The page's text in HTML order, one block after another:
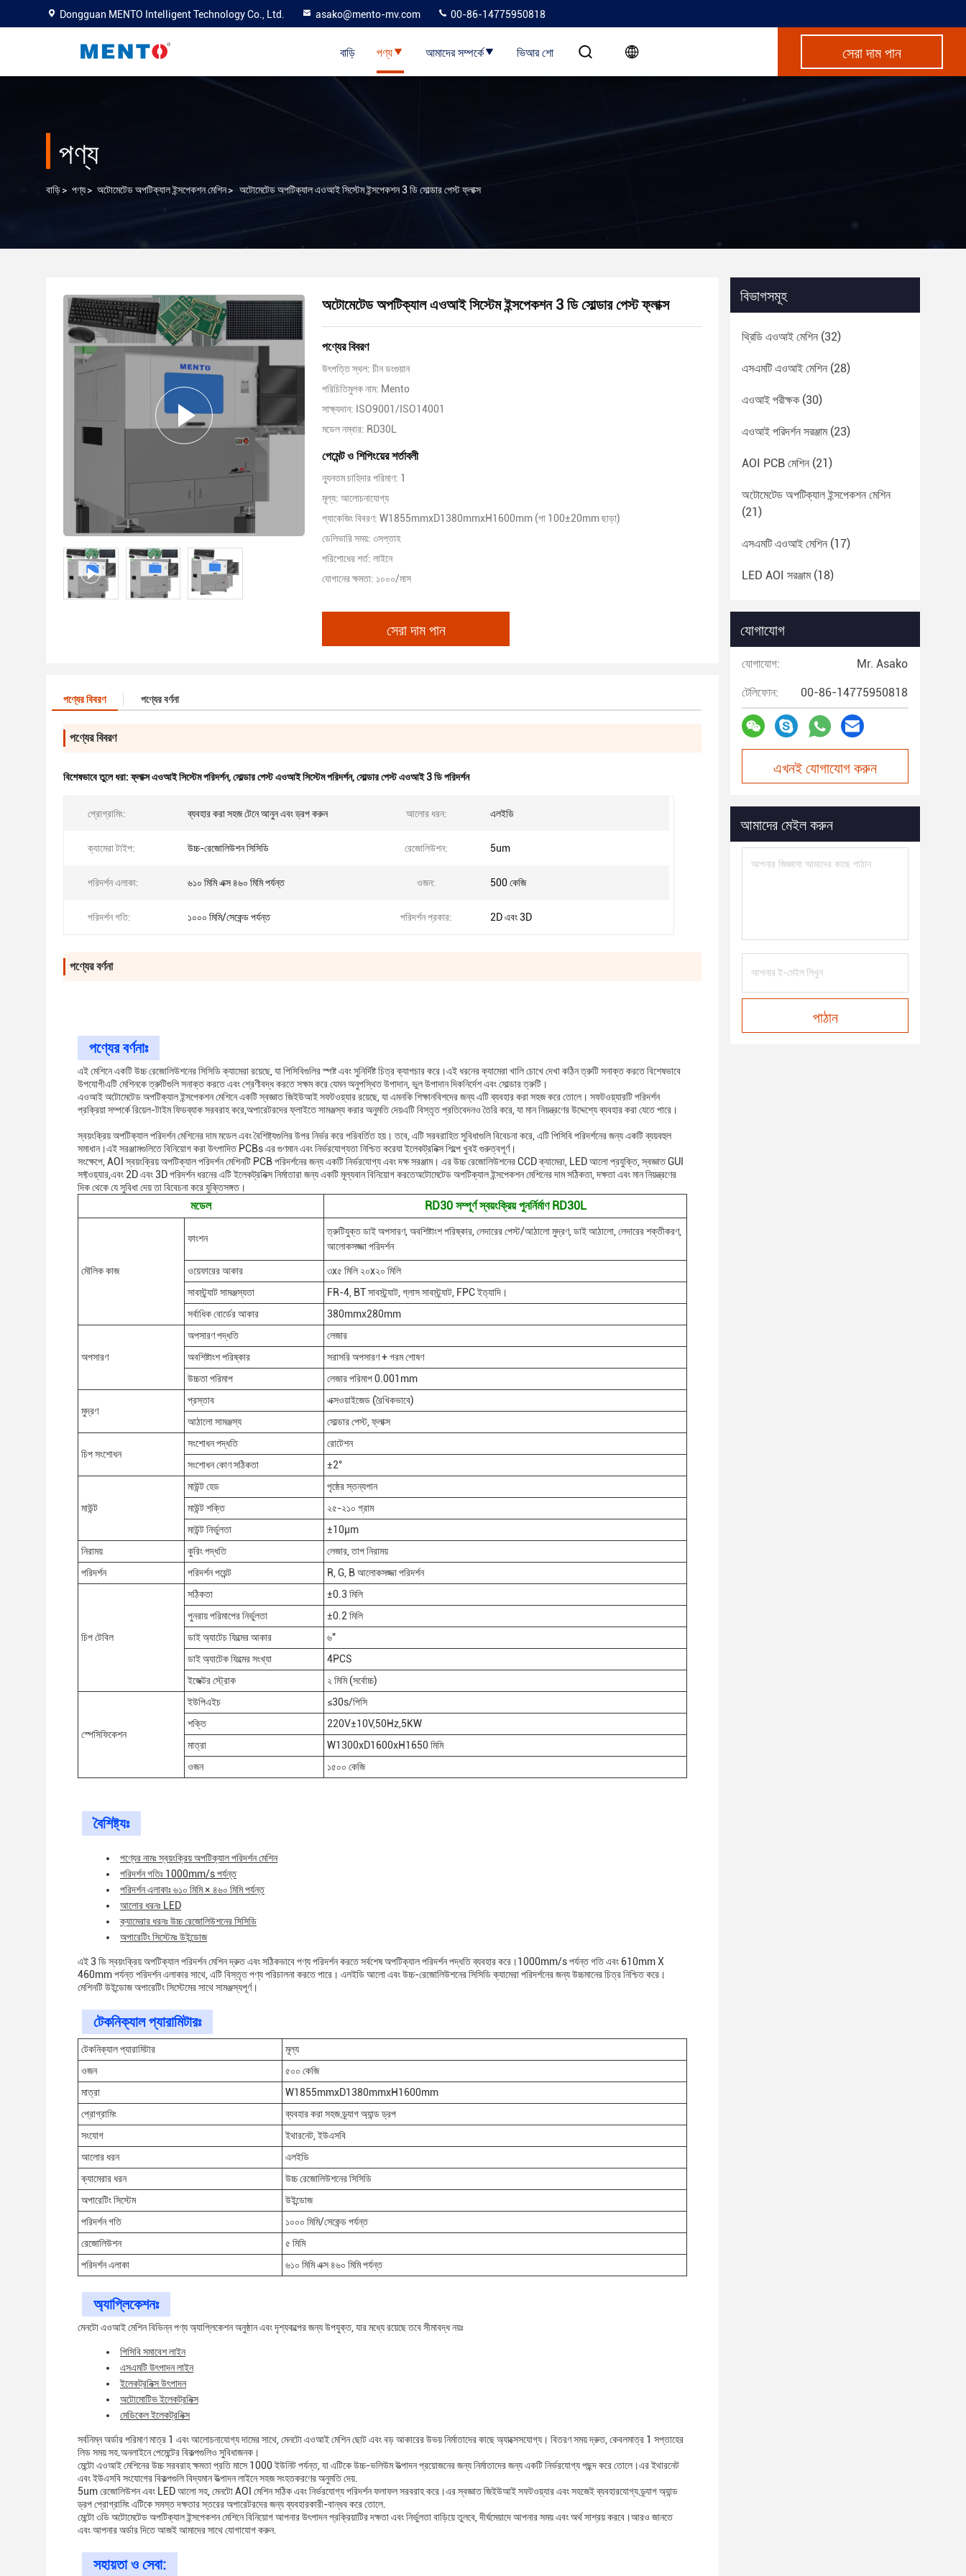
Dongguan MENTO Intelligent Technology Co., Ltd. asako@mento-mv.com 00-86-14775950818
বাড়ি পণ্য আমাদের সম্পর্কে ভিআর শো সেরা দাম পান
পণ্য
বাড়ি> পণ্য> অটোমেটেড অপটিক্যাল ইন্সপেকশন মেশিন> অটোমেটেড অপটিক্যাল এওআই সিস্টেম ইন্সপেকশন 3 ডি সোল্ডার পেস্ট ফ্লাক্স
অটোমেটেড অপটিক্যাল এওআই সিস্টেম ইন্সপেকশন 3 ডি সোল্ডার পেস্ট ফ্লাক্স
পণ্যের বিবরণ
উৎপত্তি স্থল: চীন ডংগুয়ান
পরিচিতিমুলক নাম: Mento
সাক্ষ্যদান: ISO9001/ISO14001
মডেল নম্বার: RD30L
পেমেন্ট ও শিপিংয়ের শর্তাবলী
ন্যূনতম চাহিদার পরিমাণ: 1
মূল্য: আলোচনাযোগ্য
প্যাকেজিং বিবরণ: W1855mmxD1380mmxH1600mm (পা 100±20mm ছাড়া)
ডেলিভারি সময়: ৩সপ্তাহ
পরিশোধের শর্ত: লাইনে
যোগানের ক্ষমতা: ১০০০/মাস
সেরা দাম পান
পণ্যের বিবরণ পণ্যের বর্ণনা
পণ্যের বিবরণ
বিশেষভাবে তুলে ধরা:ফ্লাক্স এওআই সিস্টেম পরিদর্শন,সোল্ডার পেস্ট এওআই সিস্টেম পরিদর্শন,সোল্ডার পেস্ট এওআই 3 ডি পরিদর্শন
প্রোগ্রামিং: ব্যবহার করা সহজ টেনে আনুন এবং ড্রপ করুন আলোর ধরন: এলইডি
ক্যামেরা টাইপ: উচ্চ-রেজোলিউশন সিসিডি রেজোলিউশন: 5um
পরিদর্শন এলাকা: ৬১০ মিমি এক্স ৪৬০ মিমি পর্যন্ত ওজন: 500 কেজি
পরিদর্শন গতি: ১০০০ মিমি/সেকেন্ড পর্যন্ত পরিদর্শন প্রকার: 2D এবং 3D
পণ্যের বর্ণনা
পণ্যের বর্ণনাঃ
এই মেশিনে একটি উচ্চ রেজোলিউশনের সিসিডি ক্যামেরা রয়েছে, যা পিসিবিগুলির স্পষ্ট এবং সুনির্দিষ্ট চিত্র ক্যাপচার করে।এই ধরনের ক্যামেরা খালি চোখে দেখা কঠিন ত্রুটি সনাক্ত করতে বিশেষভাবে
উপযোগীএটি মেশিনকে ত্রুটিগুলি সনাক্ত করতে এবং শ্রেণীবদ্ধ করতে সক্ষম করে যেমন অনুপস্থিত উপাদান, ভুল উপাদান দিকনির্দেশ এবং সোল্ডার ত্রুটি।
এওআই অটোমেটেড অপটিক্যাল ইন্সপেকশন মেশিনে একটি স্বজ্ঞাত জিইউআই সফটওয়্যার রয়েছে, যা এমনকি শিক্ষানবিশদের জন্য এটি ব্যবহার করা সহজ করে তোলে। সফটওয়্যারটি পরিদর্শন
প্রক্রিয়া সম্পর্কে রিয়েল-টাইম ফিডব্যাক সরবরাহ করে,অপারেটরদের ফ্লাইতে সামঞ্জস্য করার অনুমতি দেয়এটি বিস্তৃত প্রতিবেদনও তৈরি করে, যা মান নিয়ন্ত্রণের উদ্দেশ্যে ব্যবহার করা যেতে পারে।
স্বয়ংক্রিয় অপটিক্যাল পরিদর্শন মেশিনের দাম মডেল এবং বৈশিষ্ট্যগুলির উপর নির্ভর করে পরিবর্তিত হয়। তবে, এটি সরবরাহিত সুবিধাগুলি বিবেচনা করে, এটি পিসিবি পরিদর্শনের জন্য একটি ব্যয়বহুল
সমাধান।এই সরঞ্জামগুলিতে বিনিয়োগ করা উৎপাদিত PCBs এর গুণমান এবং নির্ভরযোগ্যতা নিশ্চিত করেযা ইলেকট্রনিক্স শিল্পে খুবই গুরুত্বপূর্ণ।
সংক্ষেপে, AOI স্বয়ংক্রিয় অপটিক্যাল পরিদর্শন মেশিনটি PCB পরিদর্শনের জন্য একটি নির্ভরযোগ্য এবং দক্ষ সরঞ্জাম। এর উচ্চ রেজোলিউশনের CCD ক্যামেরা, LED আলো প্রযুক্তি, স্বজ্ঞাত GUI
সফ্টওয়্যার,এবং 2D এবং 3D পরিদর্শন ধরনের এটি ইলেকট্রনিক্স নির্মাতারা জন্য একটি মূল্যবান বিনিয়োগ করতেঅটোমেটেড অপটিক্যাল ইন্সপেকশন মেশিনের দাম সঠিকতা, দক্ষতা এবং মান নিয়ন্ত্রণের
দিক থেকে যে সুবিধা দেয় তা বিবেচনা করে যুক্তিসঙ্গত।
মডেল RD30 সম্পূর্ণ স্বয়ংক্রিয় পুনর্নির্মাণ RD30L
মৌলিক কাজ
ফাংশন
ত্রুটিযুক্ত ডাই অপসারণ, অবশিষ্টাংশ পরিষ্কার, লেদারের পেস্ট/আঠালো মুদ্রণ, ডাই আঠালো, লেদারের শক্তীকরণ,
আলোকসজ্জা পরিদর্শন
ওয়েফারের আকার
৩x৫ মিলি ২০x২০ মিলি
সাবস্ট্র্যাট সামঞ্জস্যতা
FR-4, BT সাবস্ট্র্যাট, গ্লাস সাবস্ট্র্যাট, FPC ইত্যাদি।
সর্বাধিক বোর্ডের আকার
380mmx280mm
অপসারণ
অপসারণ পদ্ধতি
লেজার
অবশিষ্টাংশ পরিষ্কার
সরাসরি অপসারণ + গরম শোষণ
উচ্চতা পরিমাপ
লেজার পরিমাপ 0.001mm
মুদ্রণ
প্রস্তাব
এক্সওয়াইজেড (রৈখিকভাবে)
আঠালো সামঞ্জস্য
সোল্ডার পেস্ট, ফ্লাক্স
চিপ সংশোধন
সংশোধন পদ্ধতি
রোটেশন
সংশোধন কোণ সঠিকতা
±2°
মাউন্ট
মাউন্ট হেড
পৃষ্ঠের স্তন্যপান
মাউন্ট শক্তি
২৫-২১০ গ্রাম
মাউন্ট নির্ভুলতা
±10μm
নিরাময়
কুরিং পদ্ধতি
লেজার, তাপ নিরাময়
পরিদর্শন
পরিদর্শন পয়েন্ট R, G, B আলোকসজ্জা পরিদর্শন
চিপ টেবিল
সঠিকতা
±0.3 মিলি
পুনরায় পরিমাপের নির্ভুলতা
±0.2 মিলি
ডাই অ্যাটেচ ফিল্মের আকার
৬"
ডাই অ্যাটেক ফিল্মের সংখ্যা
4PCS
ইজেক্টর স্ট্রোক
২ মিমি (সর্বোচ্চ)
স্পেসিফিকেশন
ইউপিএইচ
≤30s/পিসি
শক্তি
220V±10V,50Hz,5KW
মাত্রা
W1300xD1600xH1650 মিমি
ওজন
১৫০০ কেজি
বৈশিষ্ট্যঃ
পণ্যের নামঃ স্বয়ংক্রিয় অপটিক্যাল পরিদর্শন মেশিন
পরিদর্শন গতিঃ 1000mm/s পর্যন্ত
পরিদর্শন এলাকাঃ ৬১০ মিমি × ৪৬০ মিমি পর্যন্ত
আলোর ধরনঃ LED
ক্যামেরার ধরনঃ উচ্চ রেজোলিউশনের সিসিডি
অপারেটিং সিস্টেমঃ উইন্ডোজ
এই 3 ডি স্বয়ংক্রিয় অপটিক্যাল পরিদর্শন মেশিন দ্রুত এবং সঠিকভাবে পণ্য পরিদর্শন করতে সর্বশেষ অপটিক্যাল পরিদর্শন পদ্ধতি ব্যবহার করে।1000mm/s পর্যন্ত গতি এবং 610mm X
460mm পর্যন্ত পরিদর্শন এলাকার সাথে, এটি বিস্তৃত পণ্য পরিচালনা করতে পারে। এলইডি আলো এবং উচ্চ-রেজোলিউশনের সিসিডি ক্যামেরা পরিদর্শনের জন্য উচ্চমানের চিত্র নিশ্চিত করে।
মেশিনটি উইন্ডোজ অপারেটিং সিস্টেমের সাথে সামঞ্জস্যপূর্ণ।
টেকনিক্যাল প্যারামিটারঃ
টেকনিক্যাল প্যারামিটার
মূল্য
ওজন
৫০০ কেজি
মাত্রা
W1855mmxD1380mmxH1600mm
প্রোগ্রামিং
ব্যবহার করা সহজ ড্র্যাগ অ্যান্ড ড্রপ
সংযোগ
ইথারনেট, ইউএসবি
আলোর ধরন
এলইডি
ক্যামেরার ধরন
উচ্চ রেজোলিউশনের সিসিডি
অপারেটিং সিস্টেম
উইন্ডোজ
পরিদর্শন গতি
১০০০ মিমি/সেকেন্ড পর্যন্ত
রেজোলিউশন
৫ মিমি
পরিদর্শন এলাকা
৬১০ মিমি এক্স ৪৬০ মিমি পর্যন্ত
অ্যাপ্লিকেশনঃ
মেনটো এওআই মেশিন বিভিন্ন পণ্য অ্যাপ্লিকেশন অনুষ্ঠান এবং দৃশ্যকল্পের জন্য উপযুক্ত, যার মধ্যে রয়েছে তবে সীমাবদ্ধ নয়ঃ
পিসিবি সমাবেশ লাইন
এসএমটি উৎপাদন লাইন
ইলেকট্রনিক্স উৎপাদন
অটোমোটিভ ইলেকট্রনিক্স
মেডিকেল ইলেকট্রনিক্স
সর্বনিম্ন অর্ডার পরিমাণ মাত্র 1 এবং আলোচনাযোগ্য দামের সাথে, মেনটো এওআই মেশিন ছোট এবং বড় আকারের উভয় নির্মাতাদের কাছে অ্যাক্সেসযোগ্য। বিতরণ সময় দ্রুত, কেবলমাত্র 1 সপ্তাহের
লিড সময় সহ.অনলাইনে পেমেন্টের বিকল্পগুলিও সুবিধাজনক।
মেন্টো এওআই মেশিনের উচ্চ সরবরাহ ক্ষমতা প্রতি মাসে 1000 ইউনিট পর্যন্ত, যা এটিকে উচ্চ-ভলিউম উত্পাদন প্রয়োজনের জন্য নির্মাতাদের জন্য একটি নির্ভরযোগ্য পছন্দ করে তোলে।এর ইথারনেট
এবং ইউএসবি সংযোগের বিকল্পগুলি বিদ্যমান উত্পাদন লাইনে সহজ সংহতকরণের অনুমতি দেয়.
5um রেজোলিউশন এবং LED আলো সহ, মেনটো AOI মেশিন সঠিক এবং নির্ভরযোগ্য পরিদর্শন ফলাফল সরবরাহ করে।এর স্বজ্ঞাত জিইউআই সফটওয়্যার এবং সহজেই ব্যবহারযোগ্য ড্র্যাগ অ্যান্ড
ড্রপ প্রোগ্রামিং এটিকে সমস্ত দক্ষতার স্তরের অপারেটরদের জন্য ব্যবহারকারী-বান্ধব করে তোলে.
মেন্টো ৩ডি অটোমেটেড অপটিক্যাল ইন্সপেকশন মেশিনে বিনিয়োগ আপনার উৎপাদন প্রক্রিয়াটির দক্ষতা এবং নির্ভুলতা বাড়িয়ে তুলবে, দীর্ঘমেয়াদে আপনার সময় এবং অর্থ সাশ্রয় করবে।আরও জানতে
এবং আপনার অর্ডার দিতে আজই আমাদের সাথে যোগাযোগ করুন.
সহায়তা ও সেবা:
বিভাগসমূহ
থ্রিডি এওআই মেশিন (32)
এসএমটি এওআই মেশিন (28)
এওআই পরীক্ষক (30)
এওআই পরিদর্শন সরঞ্জাম(23)
AOI PCB মেশিন (21)
অটোমেটেড অপটিক্যাল ইন্সপেকশন মেশিন
(21)
এসএমটি এওআই মেশিন (17)
LED AOI সরঞ্জাম(18)
যোগাযোগ
যোগাযোগ: Mr. Asako
টেলিফোন: 00-86-14775950818
এখনই যোগাযোগ করুন
আমাদের মেইল করুন
পাঠান